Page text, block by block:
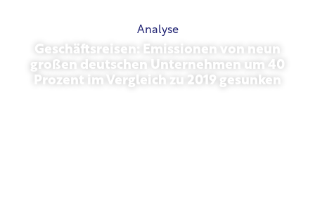
Analyse
Geschäftsreisen: Emissionen von neun
großen deutschen Unternehmen um 40
Prozent im Vergleich zu 2019 gesunken